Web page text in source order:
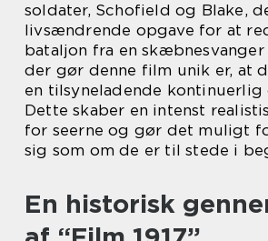
soldater, Schofield og Blake,
livsændrende opgave for at
bataljon fra en
der gør denne film unik er, at
en tilsyneladende kontinuerlig
Dette skaber en intenst
for seerne og gør det muligt
sig som om de er til stede i
En historisk